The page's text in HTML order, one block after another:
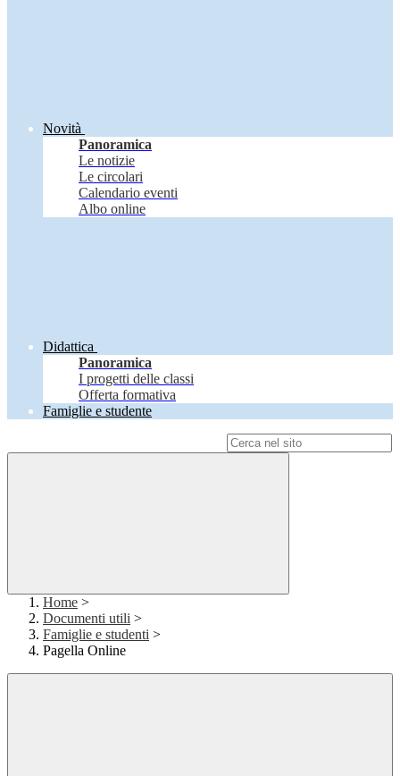
Novità
Panoramica
Le notizie
Le circolari
Calendario eventi
Albo online
Didattica
Panoramica
I progetti delle classi
Offerta formativa
Famiglie e studente
Home >
Documenti utili >
Famiglie e studenti >
Pagella Online